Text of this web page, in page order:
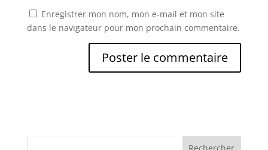
Enregistrer mon nom, mon e-mail et mon site
dans le navigateur pour mon prochain commentaire.